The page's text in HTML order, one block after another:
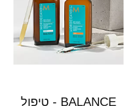
BALANCE - טיפול